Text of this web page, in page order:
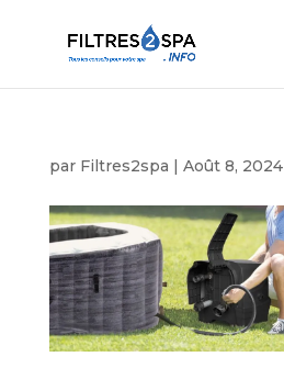
par Filtres2spa | Août 8, 2024